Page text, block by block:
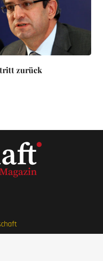
tritt zurück